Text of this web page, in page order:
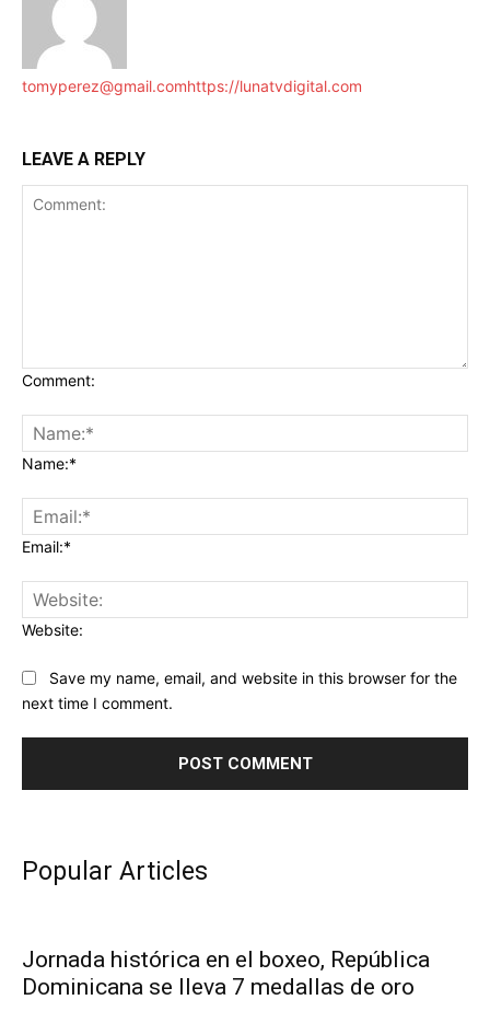
tomyperez@gmail.comhttps://lunatvdigital.com
LEAVE A REPLY
Comment:
Name:*
Email:*
Website:
Save my name, email, and website in this browser for the
next time I comment.
Popular Articles
Jornada histórica en el boxeo, República
Dominicana se lleva 7 medallas de oro